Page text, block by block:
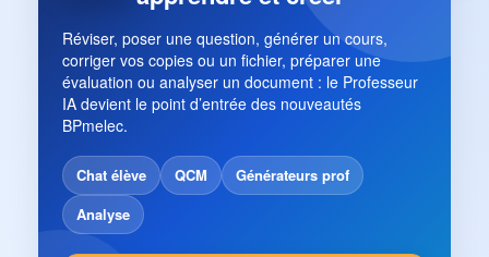
Réviser, poser une question, générer un cours,
corriger vos copies ou un fichier, préparer une
évaluation ou analyser un document : le Professeur
IA devient le point d’entrée des nouveautés
BPmelec.
Chat élève QCM
Générateurs prof
Analyse